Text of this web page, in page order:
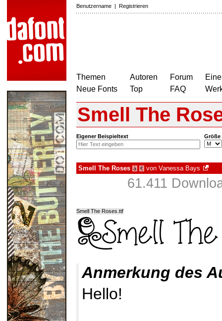
Benutzername | Registrieren
Themen
Neue Fonts
Autoren
Top
Forum
FAQ
Smell The
Eigener Beispieltext Größe
Smell The Roses à € von Vanessa Bays
61.411
Smell The Roses.ttf
Anmerkung des
Hello!